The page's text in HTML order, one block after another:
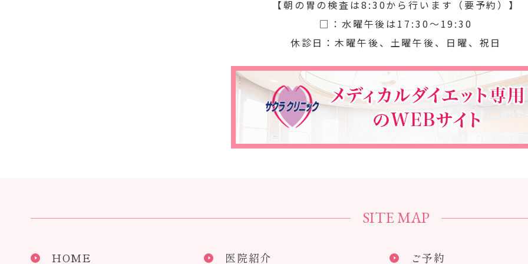
【朝の胃の検査は8:30から行います（要予約）】
□：水曜午後は17:30～19:30
休診日：木曜午後、土曜午後、日曜、祝日
SITE MAP
HOME 医院紹介 ご予約